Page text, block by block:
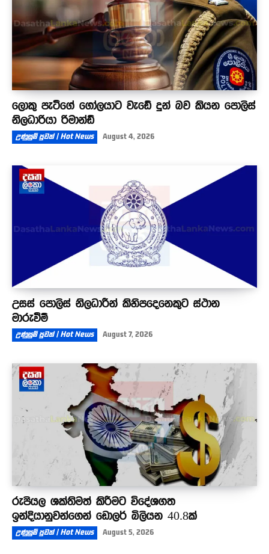
ලොකු පැටීගේ ගෝලයාට වැඩේ දුන් බව කියන පොලිස්
නිලධාරියා රිමාන්ඩ්
උණුසුම් පුවත් | Hot News August 4, 2026
උසස් පොලිස් නිලධාරීන් කිහිපදෙනෙකුට ස්ථාන
මාරුවීම්
උණුසුම් පුවත් | Hot News August 7, 2026
රුපියල ශක්තිමත් කිරීමට විදේශගත
ඉන්දියානුවන්ගෙන් ඩොලර් බිලියන 40.8ක්
උණුසුම් පුවත් | Hot News August 5, 2026